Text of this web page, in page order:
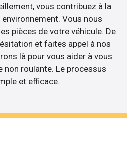
vous contribuez à la
Vous nous
pièces de votre véhicule. De
et faites appel à nos
là pour vous aider à vous
non roulante. Le processus
et efficace.